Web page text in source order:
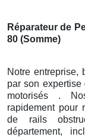
Réparateur de
80 (Somme)
Notre entreprise,
par son
motorisés .
rapidement pour
de rails
département,